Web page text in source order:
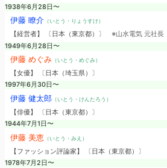
1938年6月28日〜
伊藤 瞭介（いとう・りょうすけ）
【経営者】 〔日本（東京都）〕 ※山水電気 元社長
1949年6月28日〜
伊藤 めぐみ（いとう・めぐみ）
【女優】 〔日本（埼玉県）〕
1997年6月30日〜
伊藤 健太郎（いとう・けんたろう）
【俳優】 〔日本（東京都）〕
1944年7月1日〜
伊藤 美恵 （いとう・みえ）
【ファッション評論家】 〔日本（東京都）〕
1978年7月2日〜